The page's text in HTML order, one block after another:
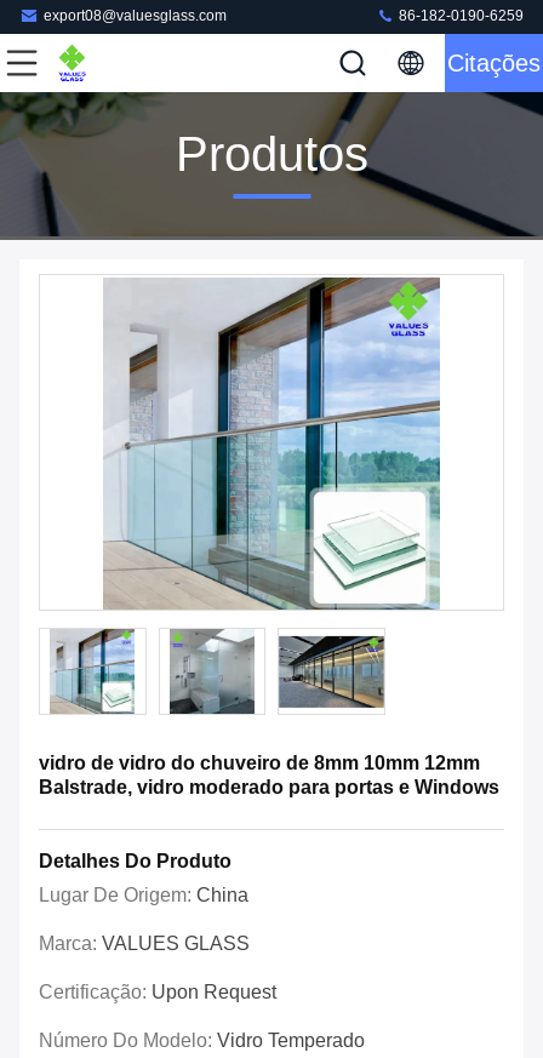
export08@valuesglass.com 86-182-0190-6259
Citações
Produtos
vidro de vidro do chuveiro de 8mm 10mm 12mm
Balstrade, vidro moderado para portas e Windows
Detalhes Do Produto
Lugar De Origem: China
Marca: VALUES GLASS
Certificação: Upon Request
Número Do Modelo: Vidro Temperado